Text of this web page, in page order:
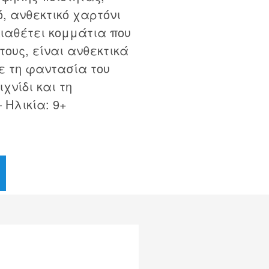
χαρτόνι
κομμάτια που
είναι ανθεκτικά
τη φαντασία του
και τη
Ηλικία: 9+